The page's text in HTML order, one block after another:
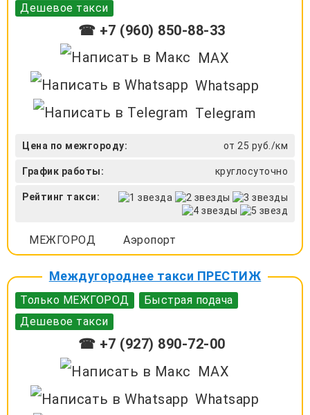
Дешевое такси
☎ +7 (960) 850-88-33
MAX
Whatsapp
Telegram
Цена по межгороду: от 25 руб./км
График работы: круглосуточно
Рейтинг такси:
МЕЖГОРОД Аэропорт
Междугороднее такси ПРЕСТИЖ
Только МЕЖГОРОД
Быстрая подача
Дешевое такси
☎ +7 (927) 890-72-00
MAX
Whatsapp